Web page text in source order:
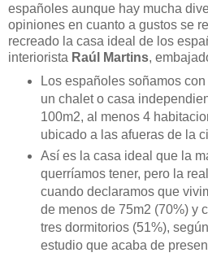
españoles aunque hay mucha
opiniones en cuanto a gustos se
recreado la casa ideal de los
interiorista Raúl Martins,
Los españoles soñamos
un chalet o casa
100m2, al menos 4
ubicado a las afueras de la
Así es la casa ideal que la
querríamos tener, pero la
cuando declaramos que
de menos de 75m2 (70%) y
tres dormitorios (51%),
estudio que acaba de